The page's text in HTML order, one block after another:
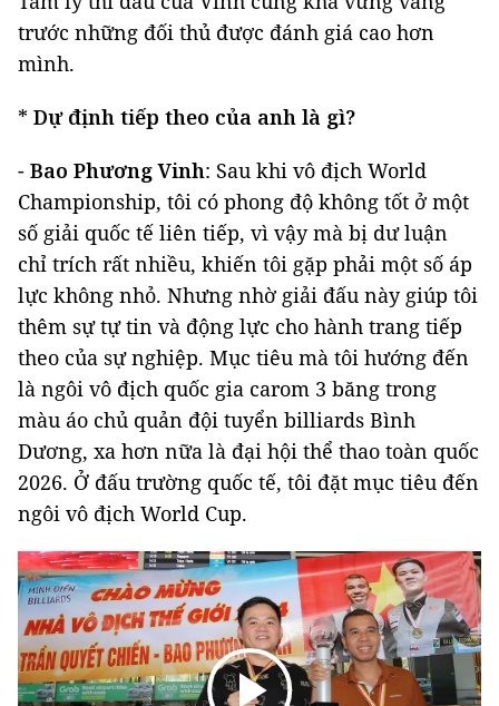
trước những đối thủ được đánh giá cao hơn
mình.
* Dự định tiếp theo của anh là gì?
- Bao Phương Vinh: Sau khi vô địch World
Championship, tôi có phong độ không tốt ở một
số giải quốc tế liên tiếp, vì vậy mà bị dư luận
chỉ trích rất nhiều, khiến tôi gặp phải một số áp
lực không nhỏ. Nhưng nhờ giải đấu này giúp tôi
thêm sự tự tin và động lực cho hành trang tiếp
theo của sự nghiệp. Mục tiêu mà tôi hướng đến
là ngôi vô địch quốc gia carom 3 băng trong
màu áo chủ quản đội tuyển billiards Bình
Dương, xa hơn nữa là đại hội thể thao toàn quốc
2026. Ở đấu trường quốc tế, tôi đặt mục tiêu đến
ngôi vô địch World Cup.